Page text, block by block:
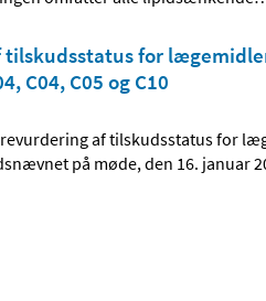
tilskudsstatus for
C04, C05 og C10
af tilskudsstatus for
på møde, den 16. januar